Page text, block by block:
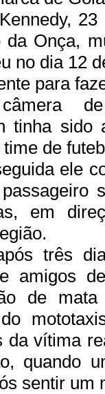
da Onça,
no dia 12
para
de
tinha sido
de
ele
em
três
amigos
de
da vítima
quando
sentir um